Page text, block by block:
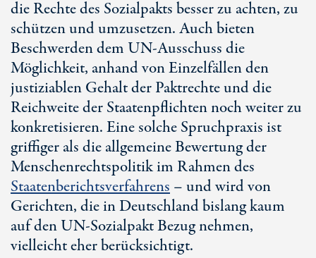
die Rechte des Sozialpakts besser zu achten, zu
schützen und umzusetzen. Auch bieten
Beschwerden dem UN-Ausschuss die
Möglichkeit, anhand von Einzelfällen den
justiziablen Gehalt der Paktrechte und die
Reichweite der Staatenpflichten noch weiter zu
konkretisieren. Eine solche Spruchpraxis ist
griffiger als die allgemeine Bewertung der
Menschenrechtspolitik im Rahmen des
Staatenberichtsverfahrens– und wird von
Gerichten, die in Deutschland bislang kaum
auf den UN-Sozialpakt Bezug nehmen,
vielleicht eher berücksichtigt.